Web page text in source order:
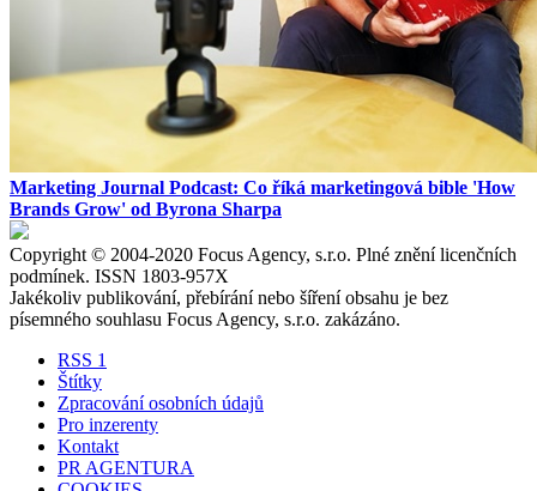
Marketing Journal Podcast: Co říká marketingová bible 'How
Brands Grow' od Byrona Sharpa
Copyright © 2004-2020 Focus Agency, s.r.o. Plné znění licenčních
podmínek. ISSN 1803-957X
Jakékoliv publikování, přebírání nebo šíření obsahu je bez
písemného souhlasu Focus Agency, s.r.o. zakázáno.
RSS 1
Štítky
Zpracování osobních údajů
Pro inzerenty
Kontakt
PR AGENTURA